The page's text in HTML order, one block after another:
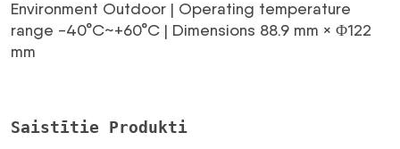
Environment Outdoor | Operating temperature
range -40°C~+60°C | Dimensions 88.9 mm × Φ122
mm
Saistītie Produkti